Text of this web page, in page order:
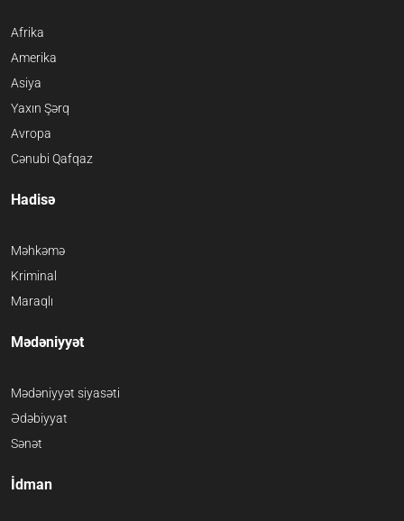
Afrika
Amerika
Asiya
Yaxın Şərq
Avropa
Cənubi Qafqaz
Hadisə
Məhkəmə
Kriminal
Maraqlı
Mədəniyyət
Mədəniyyət siyasəti
Ədəbiyyat
Sənət
İdman